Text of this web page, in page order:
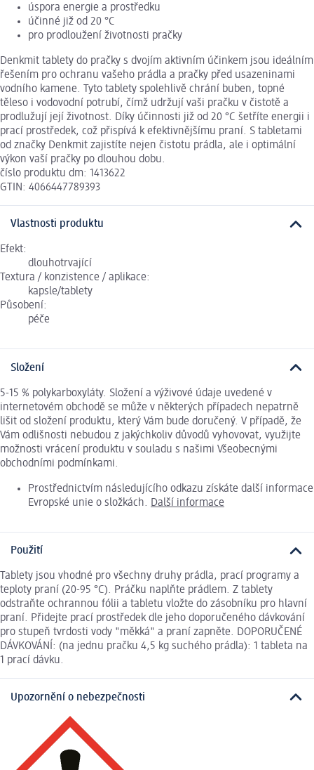
úspora energie a prostředku
účinné již od 20 °C
pro prodloužení životnosti pračky
Denkmit tablety do pračky s dvojím aktivním účinkem jsou ideálním
řešením pro ochranu vašeho prádla a pračky před usazeninami
vodního kamene. Tyto tablety spolehlivě chrání buben, topné
těleso i vodovodní potrubí, čímž udržují vaši pračku v čistotě a
prodlužují její životnost. Díky účinnosti již od 20 °C šetříte energii i
prací prostředek, což přispívá k efektivnějšímu praní. S tabletami
od značky Denkmit zajistíte nejen čistotu prádla, ale i optimální
výkon vaší pračky po dlouhou dobu.
číslo produktu dm: 1413622
GTIN: 4066447789393
Vlastnosti produktu
Efekt:
dlouhotrvající
Textura / konzistence / aplikace:
kapsle/tablety
Působení:
péče
Složení
5-15 % polykarboxyláty. Složení a výživové údaje uvedené v
internetovém obchodě se může v některých případech nepatrně
lišit od složení produktu, který Vám bude doručený. V případě, že
Vám odlišnosti nebudou z jakýchkoliv důvodů vyhovovat, využijte
možnosti vrácení produktu v souladu s našimi Všeobecnými
obchodními podmínkami.
Prostřednictvím následujícího odkazu získáte další informace
Evropské unie o složkách. Další informace
Použití
Tablety jsou vhodné pro všechny druhy prádla, prací programy a
teploty praní (20-95 °C). Práčku naplňte prádlem. Z tablety
odstraňte ochrannou fólii a tabletu vložte do zásobníku pro hlavní
praní. Přidejte prací prostředek dle jeho doporučeného dávkování
pro stupeň tvrdosti vody "měkká" a praní zapněte. DOPORUČENÉ
DÁVKOVÁNÍ: (na jednu pračku 4,5 kg suchého prádla): 1 tableta na
1 prací dávku.
Upozornění o nebezpečnosti